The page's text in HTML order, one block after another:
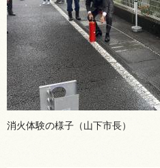
消火体験の様子（山下市長）